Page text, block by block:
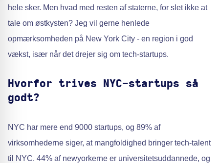
hele sker. Men hvad med resten af staterne, for slet ikke at
tale om østkysten? Jeg vil gerne henlede
opmærksomheden på New York City - en region i god
vækst, især når det drejer sig om tech-startups.
Hvorfor trives NYC-startups så
godt?
NYC har mere end 9000 startups, og 89% af
virksomhederne siger, at mangfoldighed bringer tech-talent
til NYC. 44% af newyorkerne er universitetsuddannede, og